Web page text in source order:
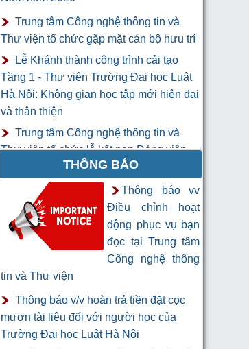
Trung tâm Công nghệ thông tin và
Thư viện tổ chức gặp mặt cán bộ hưu trí
Lễ Khánh thành công trình cải tạo
Tầng 1 - Thư viện Trường Đại học Luật
Hà Nội: Không gian học tập mới hiện đại
và thân thiện
Trung tâm Công nghệ thông tin và
Thư viện tổ chức lễ kết nạp Đảng viên
Khai mạc Khóa học “Trí tuệ nhân tạo
cho chuyên gia thông tin và thư viện”
THÔNG BÁO
Thông báo vv
Điều chỉnh hoạt
động phục vụ bạn
đọc tại Trung tâm
Công nghệ thông
tin và Thư viện
Thông báo v/v hoàn trả tiền đặt cọc
mượn tài liệu đối với người học của
Trường Đại học Luật Hà Nội